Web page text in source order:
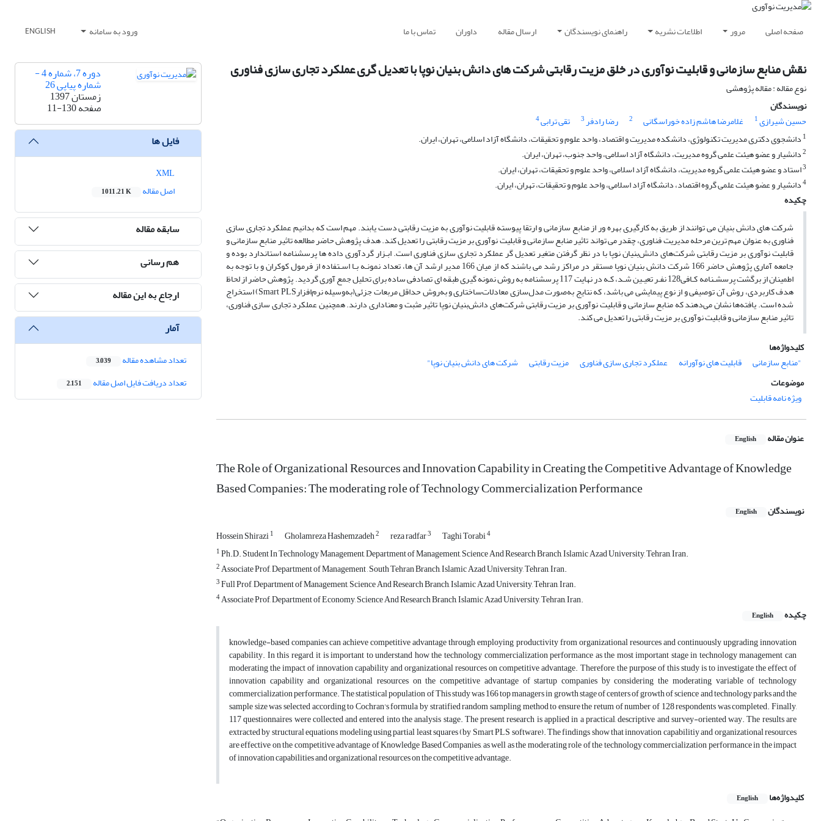
صفحه اصلی مرور اطلاعات نشریه راهنمای نویسندگان ارسال مقاله داوران تماس با ما ورود به سامانه ENGLISH
نقش منابع سازمانی و قابلیت نوآوری در خلق مزیت رقابتی شرکت های دانش بنیان نوپا با تعدیل گری عملکرد تجاری سازی فناوری
نوع مقاله : مقاله پژوهشی
نویسندگان
حسین شیرازی1 غلامرضا هاشم زاده خوراسگانی 2 رضا رادفر3 تقی ترابی4
1 دانشجوی دکتری مدیریت تکنولوژی، دانشکده مدیریت و اقتصاد، واحد علوم و تحقیقات، دانشگاه آزاد اسلامی، تهران، ایران.
2دانشیار و عضو هیئت علمی گروه مدیریت، دانشگاه آزاد اسلامی، واحد جنوب، تهران، ایران.
3استاد و عضو هیئت علمی گروه مدیریت، دانشگاه آزاد اسلامی، واحد علوم و تحقیقات، تهران، ایران.
4دانشیار و عضو هیئت علمی گروه اقتصاد، دانشگاه آزاد اسلامی، واحد علوم و تحقیقات، تهران، ایران.
چکیده
شرکت های دانش بنیان می توانند از طریق به کارگیری بهره ور از منابع سازمانی و ارتقا پیوسته قابلیت نوآوری به مزیت رقابتی دست یابند. مهم است که بدانیم عملکرد تجاری سازی
فناوری به عنوان مهم ترین مرحله مدیریت فناوری، چقدر می تواند تاثیر منابع سازمانی و قابلیت نوآوری بر مزیت رقابتی را تعدیل کند. هدف پژوهش حاضر مطالعه تاثیر منابع سازمانی و
قابلیت نوآوری بر مزیت رقابتی شرکت‌های‌ دانش‌بنیان‌ نوپا با در نظر گرفتن متغیر تعدیل گر عملکرد تجاری سازی فناوری است. ابـزار گردآوری داده ها پرسشنامه استاندارد بوده و
جامعه آماری پژوهش حاضر 166 شرکت دانش بنیان نوپا مستقر در مراکز رشد می باشند که از میان 166 مدیر ارشد آن ها، تعداد نمونـه بـا اسـتفاده از فرمول کوکران و با توجه به
اطمینان از برگشت پرسشـنامه کـافی128 نفـر تعیـین شـد، کـه در نهایت 117 پرسشنامه به روش نمونه گیری طبقه ای تصادفی ساده برای تحلیل جمع آوری گردید. پژوهش حاضر از لحاظ
هدف کاربردی، روش آن توصیفی و از نوع پیمایشی می باشد، که نتایج به‌صورت‌ مدل‌سازی‌ معادلات‌ساختاری‌ و به‌روش‌ حداقل‌ مربعات‌ جزئی‌(به‌وسیله نرم‌افزارSmart PLS) استخراج‌
شده‌ است. یافته‌ها‌ نشان‌ می‌دهند که منابع سازمانی و قابلیت نوآوری بر مزیت رقابتی شرکت‌های دانش‌بنیان نوپا‌ تاثیر مثبت و معناداری دارند. همچنین عملکرد تجاری سازی فناوری،
تاثیر منابع سازمانی و قابلیت نوآوری بر مزیت رقابتی را تعدیل می کند.
کلیدواژه‌ها
"منابع سازمانی
قابلیت های نوآورانه عملکرد تجاری سازی فناوری مزیت رقابتی
شرکت های دانش بنیان نوپا"
موضوعات
ویژه نامه قابلیت
عنوان مقاله English
The Role of Organizational Resources and Innovation Capability in Creating the Competitive Advantage of Knowledge
Based Companies: The moderating role of Technology Commercialization Performance
نویسندگان English
Hossein Shirazi1 Gholamreza Hashemzadeh2 reza radfar3 Taghi Torabi4
1Ph.D. Student In Technology Management, Department of Management, Science And Research Branch, Islamic Azad University, Tehran, Iran.
2Associate Prof, Department of Management , South Tehran Branch, Islamic Azad University, Tehran, Iran.
3Full Prof, Department of Management, Science And Research Branch, Islamic Azad University, Tehran, Iran.
4Associate Prof, Department of Economy, Science And Research Branch, Islamic Azad University, Tehran, Iran.
چکیده
English
knowledge-based companies can achieve competitive advantage through employing productivity from organizational resources and continuously upgrading innovation
capability. In this regard, it is important to understand how the technology commercialization performance as the most important stage in technology management can
moderating the impact of innovation capability and organizational resources on competitive advantage. Therefore, the purpose of this study is to investigate the effect of
innovation capability and organizational resources on the competitive advantage of startup companies by considering the moderating variable of technology
commercialization performance. The statistical population of This study was 166 top managers in growth stage of centers of growth of science and technology parks and the
sample size was selected according to Cochran's formula by stratified random sampling method to ensure the retum of number of 128 respondents was completed. Finally,
117 questionnaires were collected and entered into the analysis stage. The present research is applied in a practical, descriptive and survey-oriented way. The results are
extracted by structural equations modeling using partial least squares (by Smart PLS software). The findings show that innovation capabilitiy and organizational resources
are effective on the competitive advantage of Knowledge Based Companies, as well as the moderating role of the technology commercialization performance in the impact
of innovation capabilities and organizational resources on the competitive advantage.
کلیدواژه‌ها English
دوره 7، شماره 4 -
شماره پیاپی 26
زمستان 1397
صفحه11-130
فایل ها
اصل مقاله
1011.21 K
سابقه مقاله
هم رسانی
ارجاع به این مقاله
آمار
تعداد مشاهده مقاله 3,039
تعداد دریافت فایل اصل مقاله 2,151